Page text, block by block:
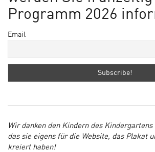
Programm 2026
Email
Wir danken den Kindern des
das sie eigens für die Website, das Plakat
kreiert haben!